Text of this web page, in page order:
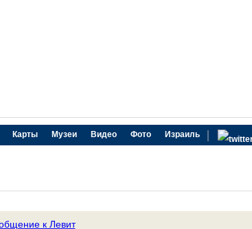
Карты Музеи Видео Фото Израиль |
к Левит